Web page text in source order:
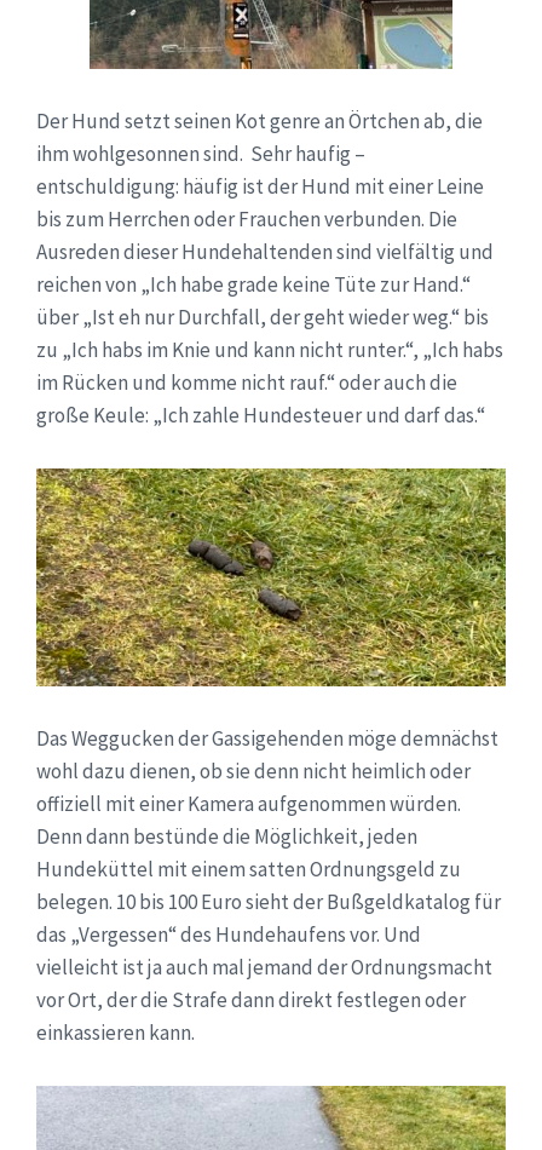
Der Hund setzt seinen Kot genre an Örtchen ab, die
ihm wohlgesonnen sind. Sehr haufig –
entschuldigung: häufig ist der Hund mit einer Leine
bis zum Herrchen oder Frauchen verbunden. Die
Ausreden dieser Hundehaltenden sind vielfältig und
reichen von „Ich habe grade keine Tüte zur Hand.“
über „Ist eh nur Durchfall, der geht wieder weg.“ bis
zu „Ich habs im Knie und kann nicht runter.“, „Ich habs
im Rücken und komme nicht rauf.“ oder auch die
große Keule: „Ich zahle Hundesteuer und darf das.“
Das Weggucken der Gassigehenden möge demnächst
wohl dazu dienen, ob sie denn nicht heimlich oder
offiziell mit einer Kamera aufgenommen würden.
Denn dann bestünde die Möglichkeit, jeden
Hundeküttel mit einem satten Ordnungsgeld zu
belegen. 10 bis 100 Euro sieht der Bußgeldkatalog für
das „Vergessen“ des Hundehaufens vor. Und
vielleicht ist ja auch mal jemand der Ordnungsmacht
vor Ort, der die Strafe dann direkt festlegen oder
einkassieren kann.